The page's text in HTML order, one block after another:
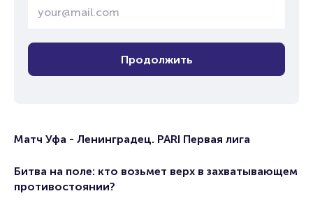
Продолжить
Матч Уфа - Ленинградец. PARI Первая лига
Битва на поле: кто возьмет верх в захватывающем
противостоянии?